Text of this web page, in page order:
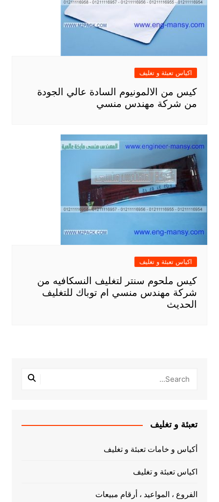
اكياس تعبئة و تغليف
كيس من الالمونيوم السادة عالي الجودة
من شركة مهندس منسي
اكياس تعبئة و تغليف
كيس ملحوم سنتر لتغليف النسكافيه من
شركة مهندس منسي ام توباك للتغليف
الحديث
تعبئة و تغليف
أكياس و خامات تعبئة و تغليف
اكياس تعبئة و تغليف
الفروع ، المواعيد ، أرقام مبيعات